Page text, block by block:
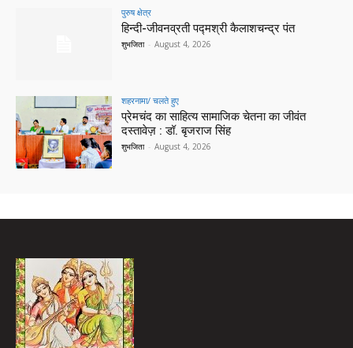
पुरुष क्षेत्र
हिन्‍दी-जीवनव्रती पद्मश्री कैलाशचन्‍द्र पंत
शुभजिता - August 4, 2026
शहरनामा/ चलते हुए
प्रेमचंद का साहित्य सामाजिक चेतना का जीवंत
दस्तावेज़ : डॉ. बृजराज सिंह
शुभजिता - August 4, 2026